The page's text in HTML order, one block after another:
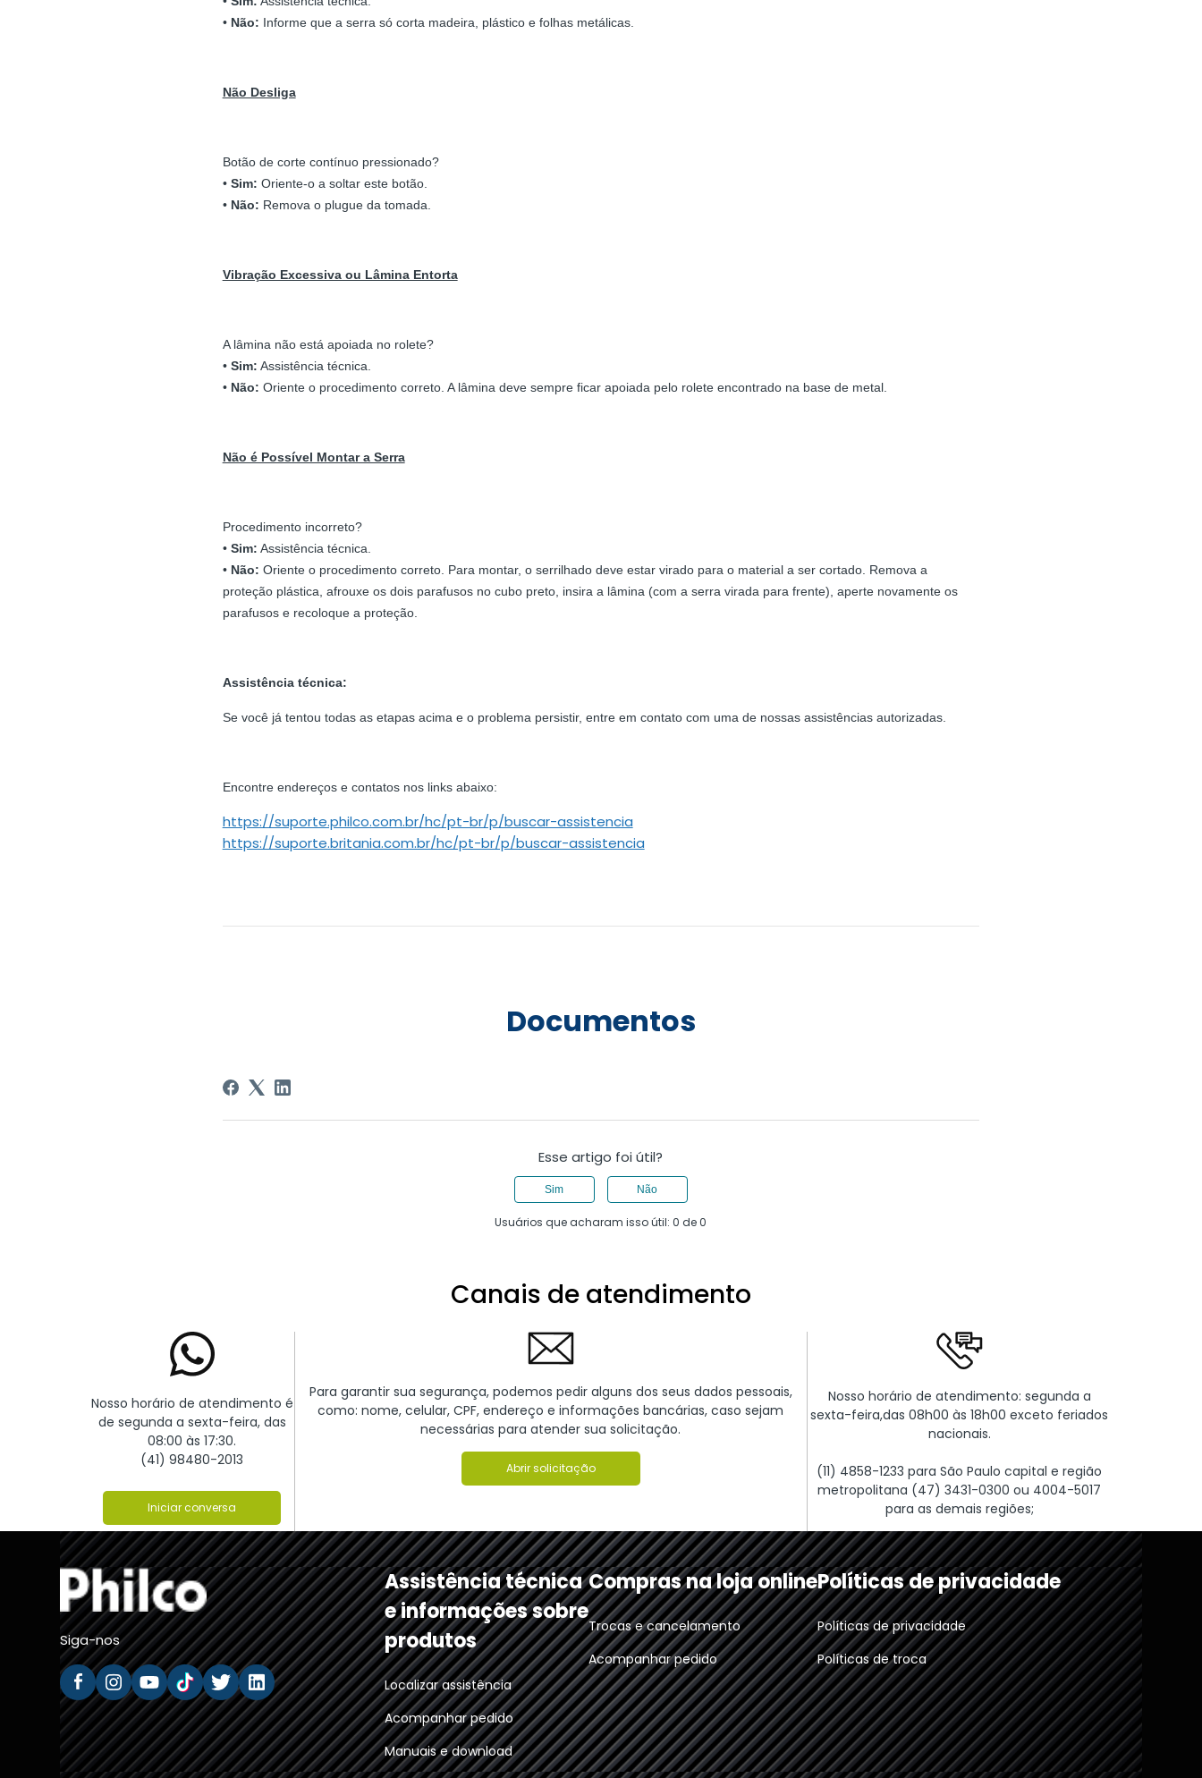
• Não: Informe que a serra só corta madeira, plástico e folhas metálicas.
Não Desliga
Botão de corte contínuo pressionado?
• Sim: Oriente-o a soltar este botão.
• Não: Remova o plugue da tomada.
Vibração Excessiva ou Lâmina Entorta
A lâmina não está apoiada no rolete?
• Sim: Assistência técnica.
• Não: Oriente o procedimento correto. A lâmina deve sempre ficar apoiada pelo rolete encontrado na base de metal.
Não é Possível Montar a Serra
Procedimento incorreto?
• Sim: Assistência técnica.
• Não: Oriente o procedimento correto. Para montar, o serrilhado deve estar virado para o material a ser cortado. Remova a
proteção plástica, afrouxe os dois parafusos no cubo preto, insira a lâmina (com a serra virada para frente), aperte novamente os
parafusos e recoloque a proteção.
Assistência técnica:
Se você já tentou todas as etapas acima e o problema persistir, entre em contato com uma de nossas assistências autorizadas.
Encontre endereços e contatos nos links abaixo:
https://suporte.philco.com.br/hc/pt-br/p/buscar-assistencia
https://suporte.britania.com.br/hc/pt-br/p/buscar-assistencia
Documentos
Esse artigo foi útil?
Sim Não
Usuários que acharam isso útil: 0 de 0
Canais de atendimento
Nosso horário de atendimento é
de segunda a sexta-feira, das
08:00 às 17:30.
(41) 98480-2013
Iniciar conversa
Para garantir sua segurança, podemos pedir alguns dos seus dados pessoais,
como: nome, celular, CPF, endereço e informações bancárias, caso sejam
necessárias para atender sua solicitação.
Abrir solicitação
Nosso horário de atendimento: segunda a
sexta-feira,das 08h00 às 18h00 exceto feriados
nacionais.
(11) 4858-1233 para São Paulo capital e região
metropolitana (47) 3431-0300 ou 4004-5017
para as demais regiões;
Siga-nos
Assistência técnica
e informações sobre
produtos
Localizar assistência
Acompanhar pedido
Manuais e download
Compras na loja online
Trocas e cancelamento
Acompanhar pedido
Políticas de privacidade
Políticas de privacidade
Políticas de troca